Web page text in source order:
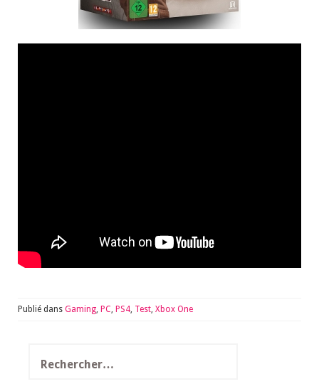
Publié dans Gaming, PC, PS4, Test, Xbox One